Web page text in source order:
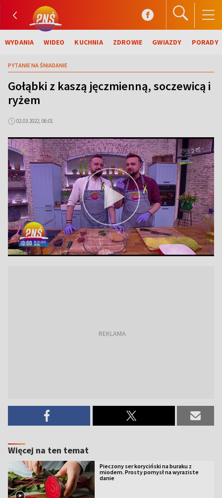
WYDANIA WIDEO KUCHNIA ZDROWIE GWIAZDY PORADY
PYTANIE NA ŚNIADANIE
Gołąbki z kaszą jęczmienną, soczewicą i
ryżem
02.03.2022, 06:01
Więcej na ten temat
Pieczony ser koryciński na buraku z
miodem. Prosty pomysł na wyraziste
danie